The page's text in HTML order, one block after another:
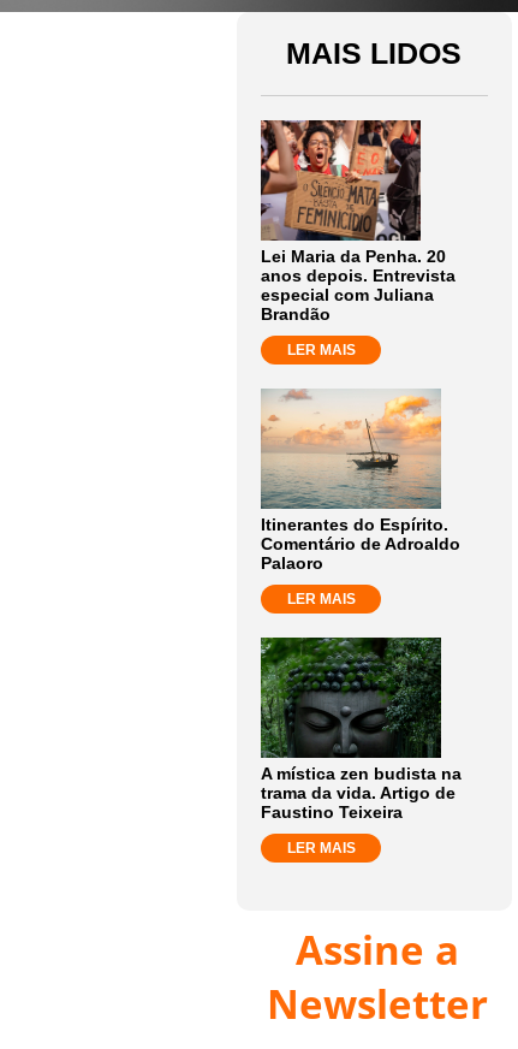
MAIS LIDOS
Lei Maria da Penha. 20
anos depois. Entrevista
especial com Juliana
Brandão
LER MAIS
Itinerantes do Espírito.
Comentário de Adroaldo
Palaoro
LER MAIS
A mística zen budista na
trama da vida. Artigo de
Faustino Teixeira
LER MAIS
Assine a
Newsletter